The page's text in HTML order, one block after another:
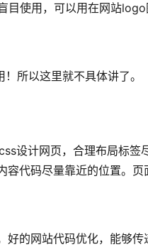
使用，可以用在网站logo
所以这里就不具体讲了。
设计网页，合理布局标
代码尽量靠近的位置。页
的网站代码优化，能够传